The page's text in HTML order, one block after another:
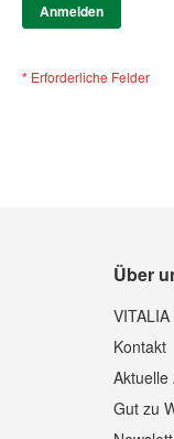
Anmelden
Über
Kontakt
Aktuelle
Gut zu